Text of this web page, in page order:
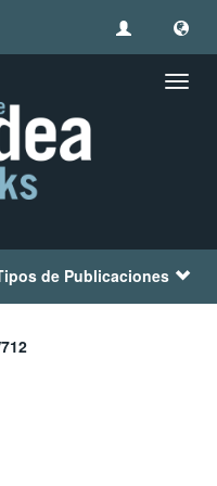
de Publicaciones